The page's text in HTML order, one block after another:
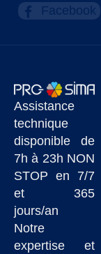
Facebook
Assistance
technique
disponible de
7h à 23h NON
STOP en 7/7
et 365
jours/an
Notre
expertise et